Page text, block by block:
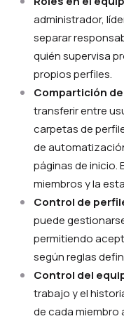
administrador,
separar
quién supervisa
propios perfiles.
Compartición
transferir entre
carpetas de
de
páginas de inicio.
miembros y la
Control de
puede
permitiendo
según reglas
Control del
trabajo y el
de cada miembro